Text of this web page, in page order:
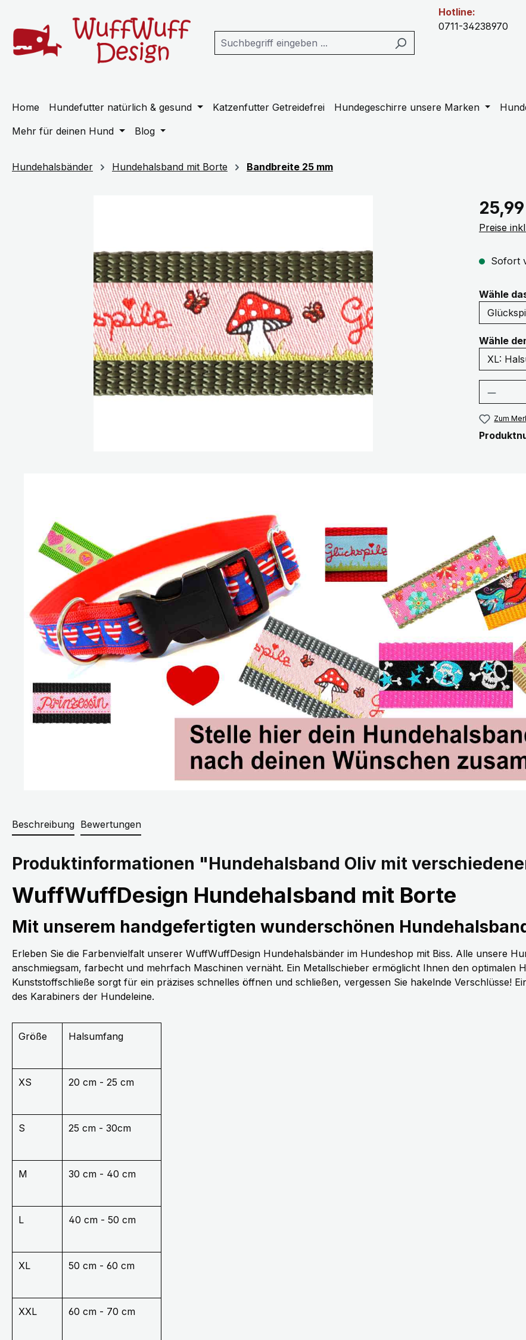
Hotline:
0711-34238970
Home Hundefutter natürlich & gesund Katzenfutter Getreidefrei Hundegeschirre unsere Marken
Mehr für deinen Hund
Blog
Hundehalsbänder Hundehalsband mit Borte Bandbreite 25 mm
Regulärer
Preise
Sofort
Wähle
Wähle
Zum
Beschreibung Bewertungen
Produktinformationen "Hundehalsband Oliv mit
WuffWuffDesign Hundehalsband mit Borte
Mit unserem handgefertigten wunderschönen
Erleben Sie die Farbenvielfalt unserer WuffWuffDesign Hundehalsbänder im Hundeshop mit Biss. Alle unsere
anschmiegsam, farbecht und mehrfach Maschinen vernäht. Ein Metallschieber ermöglicht Ihnen den optimalen
Kunststoffschließe sorgt für ein präzises schnelles öffnen und schließen, vergessen Sie hakelnde Verschlüsse!
des Karabiners der Hundeleine.
Größe Halsumfang
XS 20 cm - 25 cm
S 25 cm - 30cm
M 30 cm - 40 cm
L 40 cm - 50 cm
XL 50 cm - 60 cm
XXL 60 cm - 70 cm